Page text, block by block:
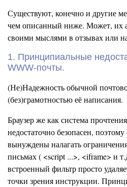
Существуют, конечно и другие
чем описанный ниже. Может, их
своими мыслями в отзывах или
1. Принципиальные
WWW-почты.
(Не)Надежность обычной
(без)грамотностью её написания.
Браузер же как система
недостаточно безопасен,
вынуждены налагать
письмах ( <script ...>, <iframe> и
встроенный фильтр просто
точки зрения инструкции.